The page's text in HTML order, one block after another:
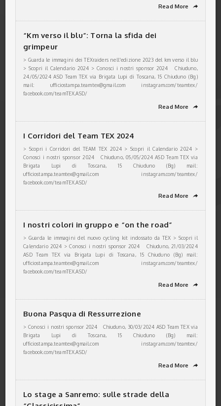
Read More ➦
“Km verso il blu”: Torna la sfida dei
grimpeur
> Guarda le immagini dei TEXraiders nell'edizione 2023 del km verso il blu
> Scopri il Calendario 2024 > Conosci i nostri sponsor 2024 Chiuduno,
24/05/2024 ASD Team TEX via Brigata Lupi di Toscana, 15 Chiuduno (Bg)
mail: ufficiostampa.teamtex@gmail.com instagram.com/teamtex/
facebook.com/teamTEX.ASD/
Read More ➦
I Corridori del Team TEX 2024
> Scopri i Corridori del TEAM TEX 2024 > Scopri il Calendario 2024 >
Conosci i nostri sponsor 2024 Chiuduno, 05/05/2024 ASD Team TEX via
Brigata Lupi di Toscana, 15 Chiuduno (Bg) mail:
ufficiostampa.teamtex@gmail.com instagram.com/teamtex/
facebook.com/teamTEX.ASD/
Read More ➦
I nostri colori in gruppo e “on the road”
> Guarda le immagini del nuovo cycling kit indossato da TEX > Scopri il
Calendario 2024 > Conosci i nostri sponsor 2024 Chiuduno, 21/03/2024
ASD Team TEX via Brigata Lupi di Toscana, 15 Chiuduno (Bg) mail:
ufficiostampa.teamtex@gmail.com instagram.com/teamtex/
facebook.com/teamTEX.ASD/
Read More ➦
Buona Pasqua di Ressurrezione
> Conosci i nostri sponsor 2024 Chiuduno, 30/03/2024 ASD Team TEX via
Brigata Lupi di Toscana, 15 Chiuduno (Bg) mail:
ufficiostampa.teamtex@gmail.com instagram.com/teamtex/
facebook.com/teamTEX.ASD/
Read More ➦
Lo stage a Sanremo: sulle strade della